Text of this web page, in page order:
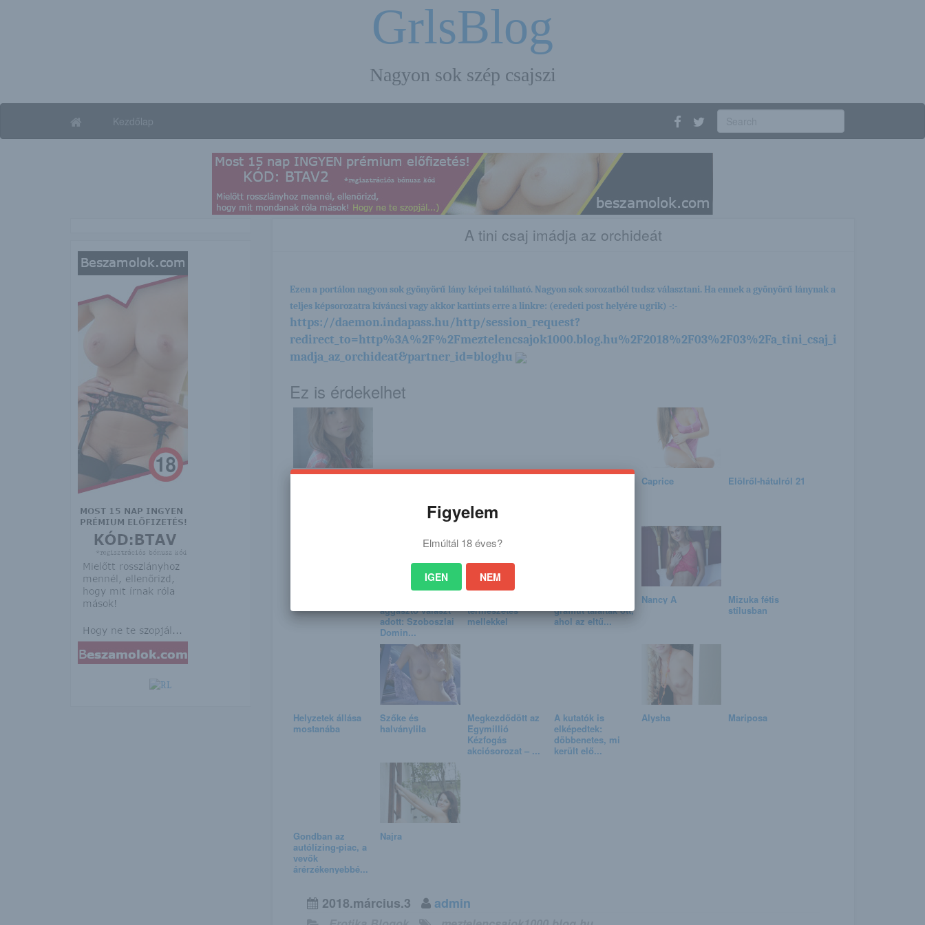
GrlsBlog
Nagyon sok szép csajszi
Kezdőlap
A tini csaj imádja az orchideát
Ezen a portálon nagyon sok gyönyörű lány képei található. Nagyon sok sorozatból tudsz választani. Ha ennek a gyönyörű lánynak a
teljes képsorozatra kíváncsi vagy akkor kattints erre a linkre: (eredeti post helyére ugrik) -:-
https://daemon.indapass.hu/http/session_request?
redirect_to=http%3A%2F%2Fmeztelencsajok1000.blog.hu%2F2018%2F03%2F03%2Fa_tini_csaj_i
madja_az_orchideat&partner_id=bloghu
Ez is érdekelhet
akármit szúrtak ki
válaszolt az ukrá...
Caprice Elölről-hátulról 21
aggasztó választ
adott: Szoboszlai
Domin...
természetes
mellekkel
graffitit találtak ott,
ahol az eltű...
Nancy A
Mizuka fétis
stílusban
Helyzetek állása
mostanába
Szőke és
halványlila
Megkezdődött az
Egymillió
Kézfogás
akciósorozat – ...
A kutatók is
elképedtek:
döbbenetes, mi
került elő...
Alysha Mariposa
Gondban az
autólízing-piac, a
vevők
árérzékenyebbé...
Najra
2018.március.3 admin
Figyelem
Elmúltál 18 éves?
IGEN NEM